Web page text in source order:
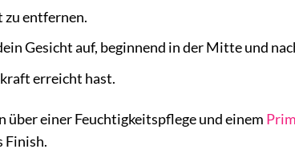
zu entfernen.
Gesicht auf, beginnend in der Mitte und
erreicht hast.
über einer Feuchtigkeitspflege und einem
Finish.